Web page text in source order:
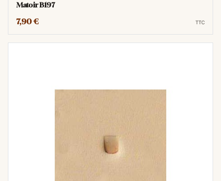
Matoir B197
7,90 € TTC